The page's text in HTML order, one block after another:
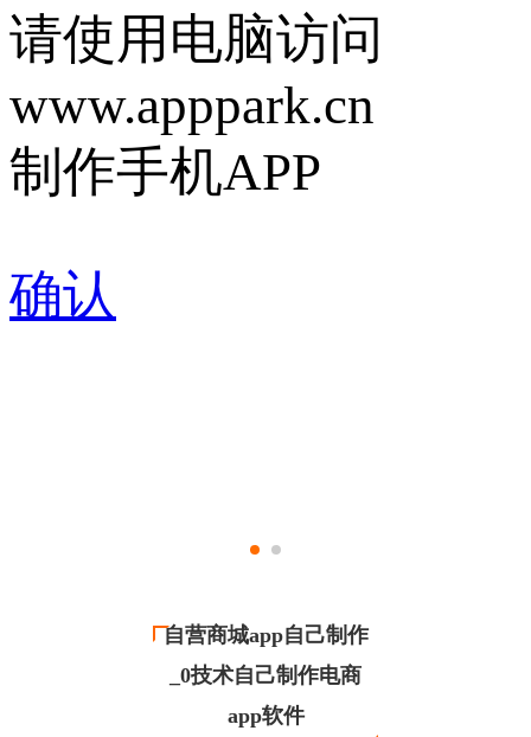
请使用电脑访问
www.apppark.cn
制作手机APP
确认
自营商城app自己制作
_0技术自己制作电商
app软件